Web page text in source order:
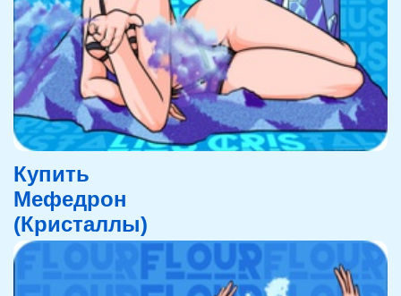
Купить
Мефедрон
(Кристаллы)